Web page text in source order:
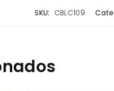
SKU: CBLC109